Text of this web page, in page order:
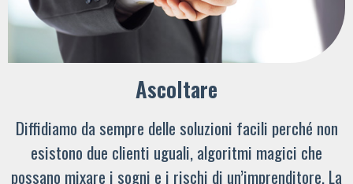
Ascoltare
Diffidiamo da sempre delle soluzioni facili perché non
esistono due clienti uguali, algoritmi magici che
possano mixare i sogni e i rischi di un’imprenditore. La